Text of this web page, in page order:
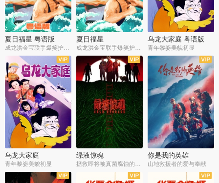
夏日福星 粤语版 夏日福星 乌龙大家庭 粤语版
青年黎姿美貌初显
乌龙大家庭
青年黎姿美貌初显
绿液惊魂
拯救即将被真菌腐蚀的世界
你是我的英雄
山地救援者的爱与奉献